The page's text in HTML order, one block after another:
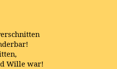
Wille war!